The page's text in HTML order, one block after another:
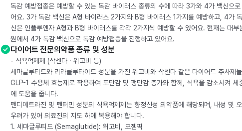
독감 예방접종은 예방할 수 있는 독감 바이러스 종류의 수에 따라 3가와 4가 백신으로
어요. 3가 독감 백신은 A형 바이러스 2가지와 B형 바이러스 1가지를 예방하고, 4가
신은 인플루엔자 A형과 B형 바이러스를 각각 2가지씩 예방할 수 있어요. 현재는 대부
원에서 4가 독감 백신으로 독감 예방접종을 진행하고 있어요.
다이어트 전문의약품 종류 및 성분
- 식욕억제제 (삭센다 · 위고비 등)
세마글루티드와 리라클루타이드 성분을 가진 위고비와 삭센다 같은 다이어트 주사제
GLP-1 수용체 효능제로 작용하여 포만감 및 팽만감 증가와 함께, 식욕을 감소시켜 체
에 도움을 줍니다.
펜디메트라진 및 펜터민 성분의 식욕억제제는 향정신성 의약품에 해당되며, 내성 및
우려가 있어 의료진의 지도 하에 복용해야 합니다.
1. 세마글루티드 (Semaglutide): 위고비, 오젬픽